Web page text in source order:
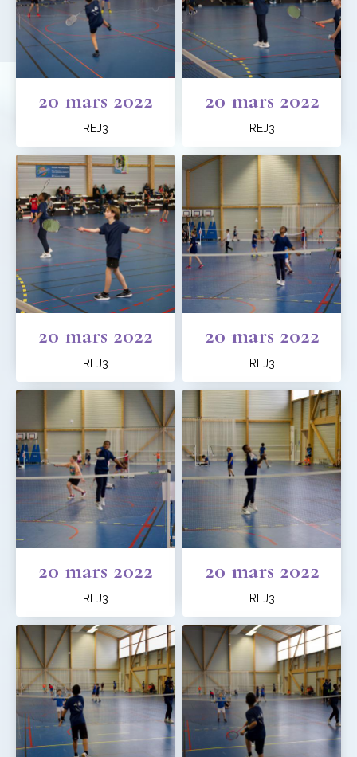
20 mars 2022
REJ3
20 mars 2022
REJ3
20 mars 2022
REJ3
20 mars 2022
REJ3
20 mars 2022
REJ3
20 mars 2022
REJ3